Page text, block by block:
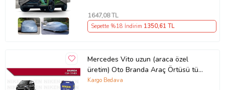
1647,08 TL
Sepette %18 İndirim 1350,61 TL
Mercedes Vito uzun (araca özel
üretim) Oto Branda Araç Örtüsü tüm
modeller Niken (Gri)
Kargo Bedava